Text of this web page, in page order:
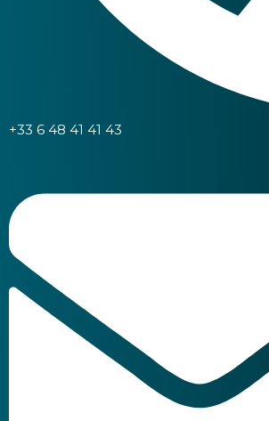
+33 6 48 41 41 43